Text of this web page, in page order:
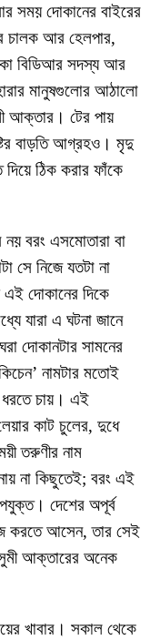
সময় দোকানের বাইরের
চালক আর হেলপার,
বিডিআর সদস্য আর
মানুষগুলোর আঠালো
আক্তার। টের পায়
বাড়তি আগ্রহও। মৃদু
ঠিক করার ফাঁকে
বরং এসমোতারা বা
সে নিজে যতটা না
এই দোকানের দিকে
যারা এ ঘটনা জানে
দোকানটার সামনের
নামটার মতোই
ধরতে চায়। এই
কাট চুলের, দুধে
তরুণীর নাম
না কিছুতেই; বরং এই
দেশের অপূর্ব
করতে আসেন, তার সেই
আক্তারের অনেক
খাবার। সকাল থেকে